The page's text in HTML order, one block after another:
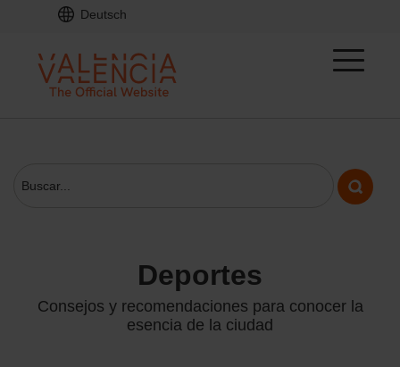
Deutsch
deportes
Consejos y recomendaciones para conocer la
esencia de la ciudad